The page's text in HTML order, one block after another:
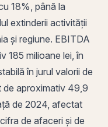
18%, până la
extinderii activității
și regiune. EBITDA
185 milioane lei, în
în jurul valorii de
de aproximativ 49,9
de 2024, afectat
cifra de afaceri și de